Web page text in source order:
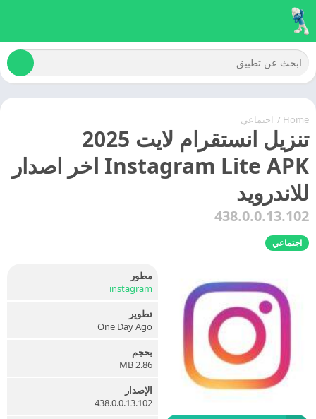
Home
/ اجتماعي
تنزيل انستقرام لايت 2025
Instagram Lite APK اخر اصدار
للاندرويد
438.0.0.13.102
اجتماعي
مطور
instagram
تطوير
One Day Ago
بحجم
2.86 MB
الإصدار
438.0.0.13.102